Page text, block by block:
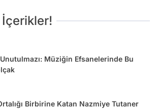
İçerikler!
Müziğin Efsanelerinde Bu
Birbirine Katan Nazmiye Tutaner